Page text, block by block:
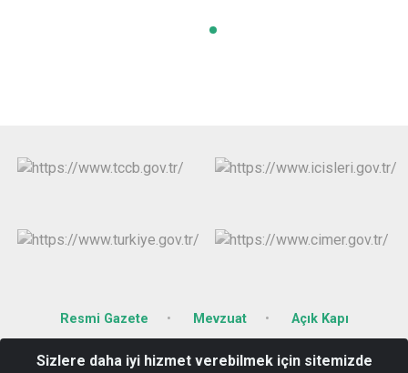
Resmi Gazete Mevzuat Açık Kapı
Karacaibrahim Mahallesi Mecidiye Sokak No:67 KIRKLARELİ
Sizlere daha iyi hizmet verebilmek için sitemizde